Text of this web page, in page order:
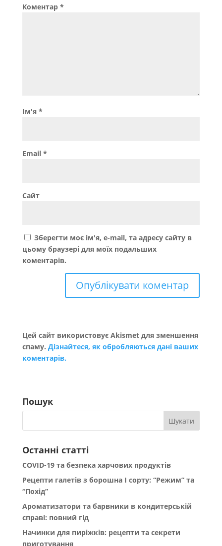
Коментар *
Ім'я *
Email *
Сайт
Зберегти моє ім'я, e-mail, та адресу сайту в
цьому браузері для моїх подальших
коментарів.
Цей сайт використовує Akismet для зменшення
спаму. Дізнайтеся, як обробляються дані ваших
коментарів.
Пошук
Останні статті
COVID-19 та безпека харчових продуктів
Рецепти галетів з борошна І сорту: “Режим” та
“Похід”
Ароматизатори та барвники в кондитерській
справі: повний гід
Начинки для пиріжків: рецепти та секрети
приготування